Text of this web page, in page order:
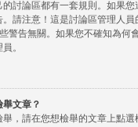
討論區都有一套規則。如果
。請注意！這是討論區管理人
警告無關。如果您不確知為何
。
文章？
，請在您想檢舉的文章上點